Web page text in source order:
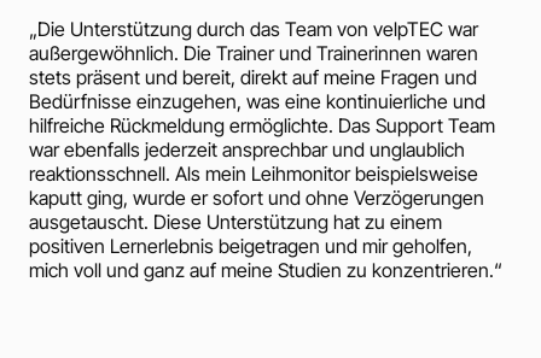
Unser Educational Support
gehört zu den 500 besten
Customer Services in
Deutschland.
„Die Unterstützung durch das Team von velpTEC war
außergewöhnlich. Die Trainer und Trainerinnen waren
stets präsent und bereit, direkt auf meine Fragen und
Bedürfnisse einzugehen, was eine kontinuierliche und
hilfreiche Rückmeldung ermöglichte. Das Support Team
war ebenfalls jederzeit ansprechbar und unglaublich
reaktionsschnell. Als mein Leihmonitor beispielsweise
kaputt ging, wurde er sofort und ohne Verzögerungen
ausgetauscht. Diese Unterstützung hat zu einem
positiven Lernerlebnis beigetragen und mir geholfen,
mich voll und ganz auf meine Studien zu konzentrieren.“